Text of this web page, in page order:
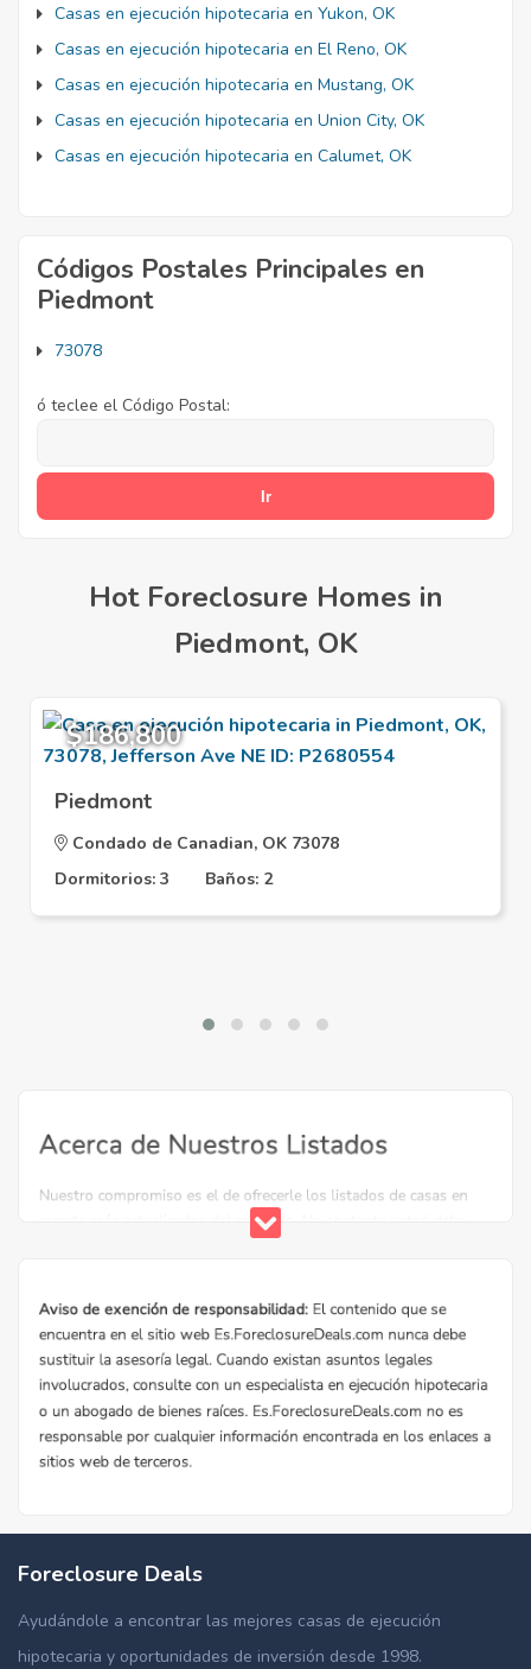
Casas en ejecución hipotecaria en Yukon, OK
Casas en ejecución hipotecaria en El Reno, OK
Casas en ejecución hipotecaria en Mustang, OK
Casas en ejecución hipotecaria en Union City, OK
Casas en ejecución hipotecaria en Calumet, OK
Códigos Postales Principales en
Piedmont
73078
ó teclee el Código Postal:
Hot Foreclosure Homes in
Piedmont, OK
$186,800
Piedmont
Condado de Canadian, OK 73078
Dormitorios: 3
Baños: 2
Foreclosure Deals
Ayudándole a encontrar las mejores casas de ejecución
hipotecaria y oportunidades de inversión desde 1998.